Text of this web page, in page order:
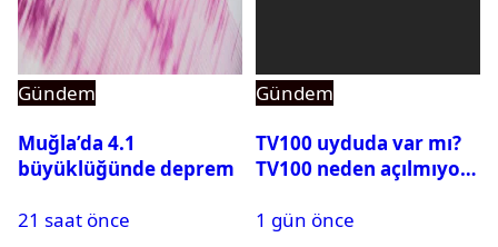
Gündem
Muğla’da 4.1
büyüklüğünde deprem
21 saat önce
Gündem
TV100 uyduda var mı?
TV100 neden açılmıyor?
1 gün önce